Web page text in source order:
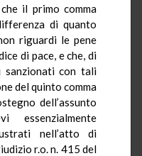
il primo comma
di quanto
riguardi le pene
di pace, e che, di
sanzionati con tali
del quinto comma
dell’assunto
essenzialmente
nell’atto di
r.o. n. 415 del